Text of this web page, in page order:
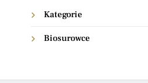
Kategorie
Biosurowce